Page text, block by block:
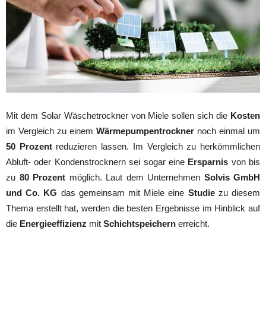
Mit dem Solar Wäschetrockner von Miele sollen sich die Kosten
im Vergleich zu einem Wärmepumpentrockner noch einmal um
50 Prozentreduzieren lassen. Im Vergleich zu herkömmlichen
Abluft- oder Kondenstrocknern sei sogar eine Ersparnis von bis
zu 80 Prozent möglich. Laut dem Unternehmen Solvis GmbH
und Co. KG das gemeinsam mit Miele eine Studiezu diesem
Thema erstellt hat, werden die besten Ergebnisse im Hinblick auf
die Energieeffizienz mit Schichtspeichern erreicht.